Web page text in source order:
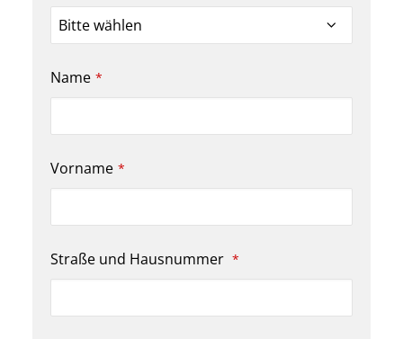
Name *
Vorname *
Straße und Hausnummer *